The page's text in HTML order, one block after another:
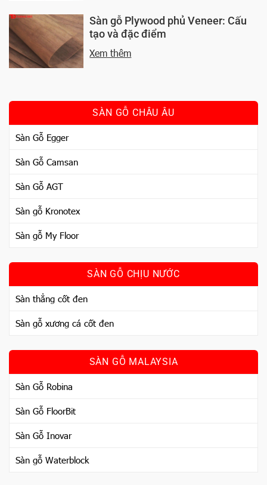
Sàn gỗ Plywood phủ Veneer: Cấu
tạo và đặc điểm
Xem thêm
SÀN GỖ CHÂU ÂU
Sàn Gỗ Egger
Sàn Gỗ Camsan
Sàn Gỗ AGT
Sàn gỗ Kronotex
Sàn gỗ My Floor
SÀN GỖ CHỊU NƯỚC
Sàn thẳng cốt đen
Sàn gỗ xương cá cốt đen
SÀN GỖ MALAYSIA
Sàn Gỗ Robina
Sàn Gỗ FloorBit
Sàn Gỗ Inovar
Sàn gỗ Waterblock